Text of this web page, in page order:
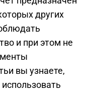
других
и при этом не
вы узнаете,